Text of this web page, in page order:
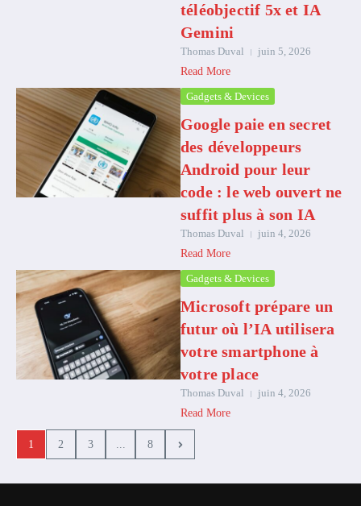
téléobjectif 5x et IA
Gemini
Thomas Duval
juin 5, 2026
Read More
Gadgets & Devices
Google paie en secret
des développeurs
Android pour leur
code : le web ouvert ne
suffit plus à son IA
Thomas Duval
juin 4, 2026
Read More
Gadgets & Devices
Microsoft prépare un
futur où l’IA utilisera
votre smartphone à
votre place
Thomas Duval
juin 4, 2026
Read More
1 2 3 ... 8